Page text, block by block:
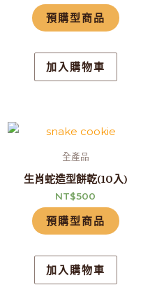
預購型商品
加入購物車
全產品
生肖蛇造型餅乾(10入)
NT$500
預購型商品
加入購物車